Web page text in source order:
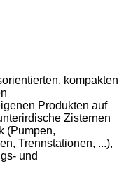
kompakten
Produkten auf
Zisternen
(Pumpen,
Trennstationen, ...),
und